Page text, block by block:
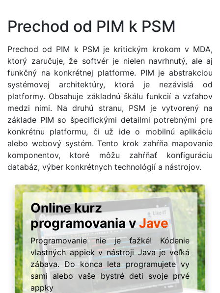
Prechod od PIM k PSM
Prechod od PIM k PSM je kritickým krokom v MDA,
ktorý zaručuje, že softvér je nielen navrhnutý, ale aj
funkčný na konkrétnej platforme. PIM je abstrakciou
systémovej architektúry, ktorá je nezávislá od
platformy. Obsahuje základnú škálu funkcií a vzťahov
medzi nimi. Na druhú stranu, PSM je vytvorený na
základe PIM so špecifickými detailmi potrebnými pre
konkrétnu platformu, či už ide o mobilnú aplikáciu
alebo webový systém. Tento krok zahŕňa mapovanie
komponentov, ktoré môžu zahŕňať konfiguráciu
databáz, výber konkrétnych technológií a nástrojov.
Online kurz
programovania vJave
Programovanie nie je ťažké! Kódenie
vlastných appiek v nástroji Java je veľká
zábava. Do konca leta programujete vy
sami alebo vaše bystré deti svoje prvé
appky